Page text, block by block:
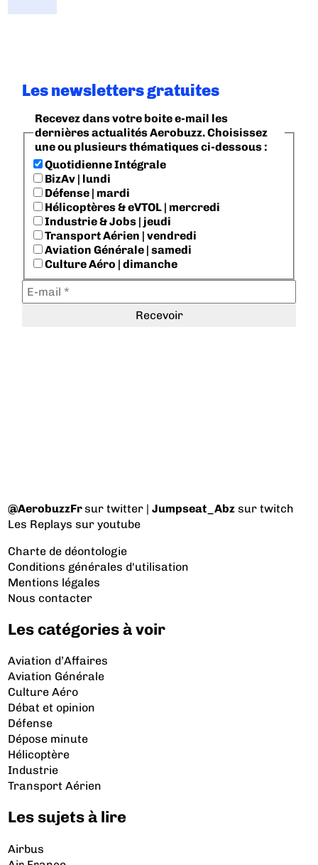
Les newsletters gratuites
Recevez dans votre boite e-mail les
dernières actualités Aerobuzz. Choisissez
une ou plusieurs thématiques ci-dessous :
Quotidienne Intégrale
BizAv | lundi
Défense | mardi
Hélicoptères & eVTOL | mercredi
Industrie & Jobs | jeudi
Transport Aérien | vendredi
Aviation Générale | samedi
Culture Aéro | dimanche
@AerobuzzFrsur twitter |Jumpseat_Abz sur twitch
Les Replays sur youtube
Charte de déontologie
Conditions générales d'utilisation
Mentions légales
Nous contacter
Les catégories à voir
Aviation d’Affaires
Aviation Générale
Culture Aéro
Débat et opinion
Défense
Dépose minute
Hélicoptère
Industrie
Transport Aérien
Les sujets à lire
Airbus